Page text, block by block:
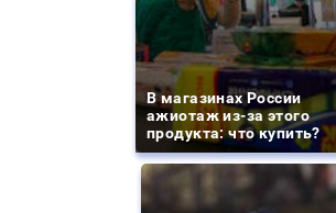
В магазинах России
ажиотаж из-за этого
продукта: что купить?